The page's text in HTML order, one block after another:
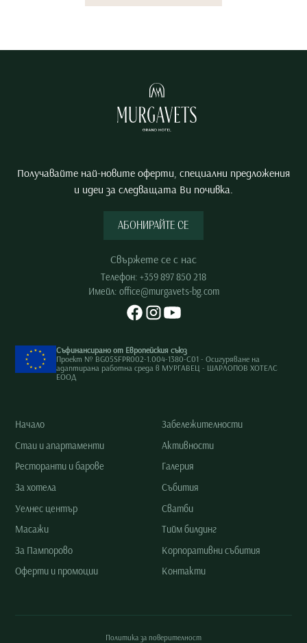
Получавайте най-новите оферти, специални предложения
и идеи за следващата Ви почивка.
АБОНИРАЙТЕ СЕ
Свържете се с нас
Телефон: +359 897 850 218
Имейл: office@murgavets-bg.com
Съфинансирано от Европейския съюз
Проект № BG05SFPR002-1.004-1380-C01 - Осигуряване на
адаптирана работна среда в МУРГАВЕЦ - ШАРЛОПОВ ХОТЕЛС
ЕООД
Начало
Стаи и апартаменти
Ресторанти и барове
За хотела
Уелнес център
Масажи
За Пампорово
Оферти и промоции
Забележителности
Активности
Галерия
Събития
Сватби
Тийм билдинг
Корпоративни събития
Контакти
Политика за поверителност